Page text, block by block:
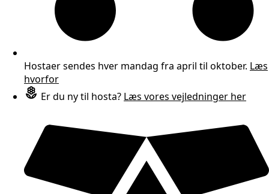
Hostaer sendes hver mandag fra april til oktober. Læs
hvorfor
Er du ny til hosta? Læs vores vejledninger her